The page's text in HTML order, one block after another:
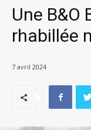
Une B&O
rhabillée
7 avril 2024